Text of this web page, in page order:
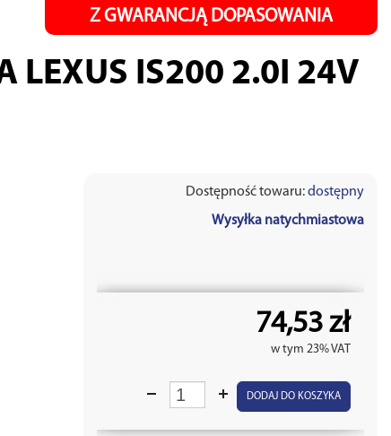
Z GWARANCJĄ DOPASOWANIA
LEXUS IS200 2.0I 24V
Dostępność towaru:dostępny
Wysyłka natychmiastowa
74,53 zł
w tym 23% VAT
DODAJ DO KOSZYKA